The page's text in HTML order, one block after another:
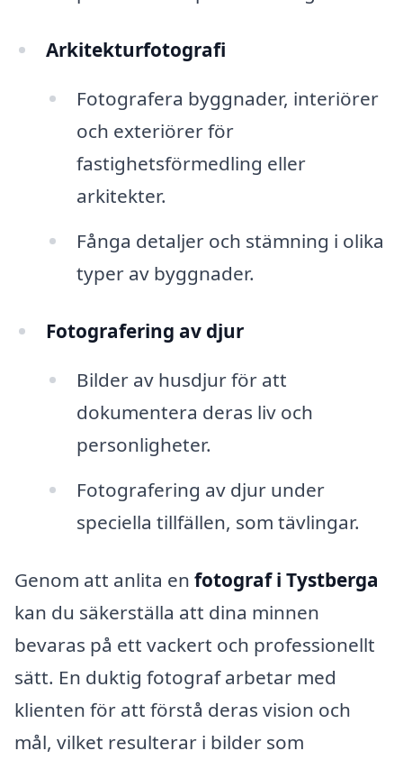
Arkitekturfotografi
Fotografera byggnader, interiörer
och exteriörer för
fastighetsförmedling eller
arkitekter.
Fånga detaljer och stämning i olika
typer av byggnader.
Fotografering av djur
Bilder av husdjur för att
dokumentera deras liv och
personligheter.
Fotografering av djur under
speciella tillfällen, som tävlingar.
Genom att anlita en fotograf i Tystberga
kan du säkerställa att dina minnen
bevaras på ett vackert och professionellt
sätt. En duktig fotograf arbetar med
klienten för att förstå deras vision och
mål, vilket resulterar i bilder som